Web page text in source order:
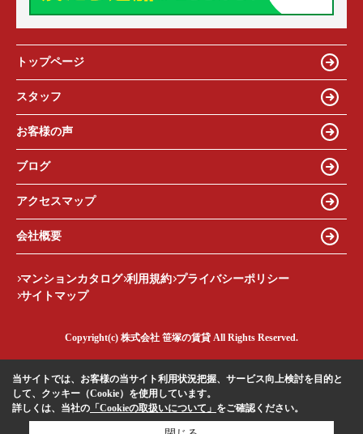
トップページ
スタッフ
お客様の声
ブログ
アクセスマップ
会社概要
マンションカタログ 利用規約 プライバシーポリシー
サイトマップ
Copyright(c) 株式会社 笹塚の賃貸 All Rights Reserved.
当サイトでは、お客様の当サイト利用状況把握、サービス向上検討を目的と
して、クッキー（Cookie）を使用しています。
詳しくは、当社の 「Cookieの取扱いについて」 をご確認ください。